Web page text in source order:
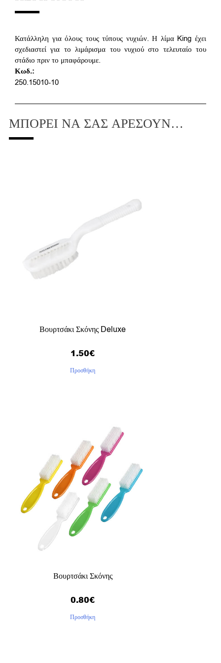
Κατάλληλη για όλους τους τύπους νυχιών. Η λίμα King έχει
σχεδιαστεί για το λιμάρισμα του νυχιού στο τελευταίο του
στάδιο πριν το μπαφάρουμε.
Κωδ.:
250.15010-10
ΜΠΟΡΕΊ ΝΑ ΣΑΣ ΑΡΈΣΟΥΝ…
Βουρτσάκι Σκόνης Deluxe
1.50€
Προσθήκη
Βουρτσάκι Σκόνης
0.80€
Προσθήκη